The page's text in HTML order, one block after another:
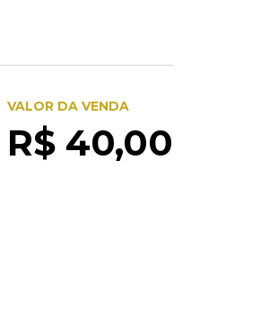
VALOR DA VENDA
R$ 40,00